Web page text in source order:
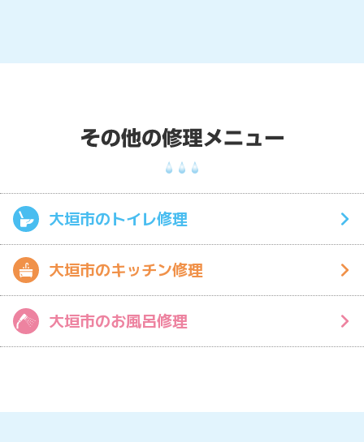
大垣市のトイレ修理
大垣市のキッチン修理
大垣市のお風呂修理